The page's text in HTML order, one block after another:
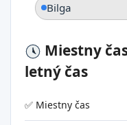
Bilga
Miestny
letný čas
✅ Miestny čas